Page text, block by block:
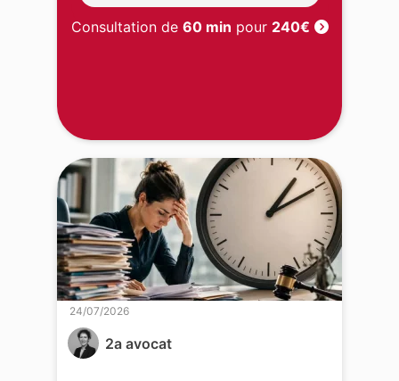
Consultation de 60 min pour 240€
2a avocat
24/07/2026